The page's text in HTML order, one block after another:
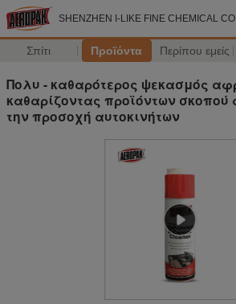
SHENZHEN I-LIKE FINE CHEMICAL
Σπίτι Προϊόντα Περίπου εμείς
Πολυ - καθαρότερος ψεκασμός
καθαρίζοντας προϊόντων σκοπού
την προσοχή αυτοκινήτων